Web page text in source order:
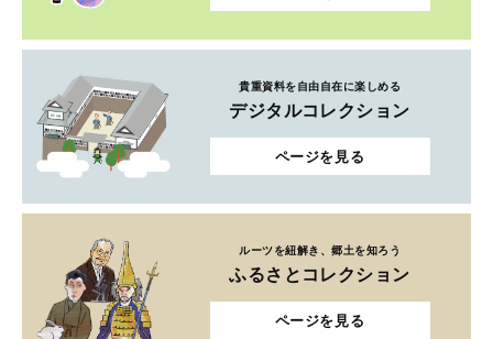
貴重資料を自由自在に楽しめる
デジタルコレクション
ページを見る
ルーツを紐解き、郷土を知ろう
ふるさとコレクション
ページを見る